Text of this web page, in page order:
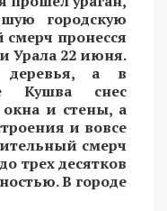
городскую
пронесся
Урала 22 июня.
а в
Кушва снес
и стены, а
и вовсе
смерч
трех десятков
В городе